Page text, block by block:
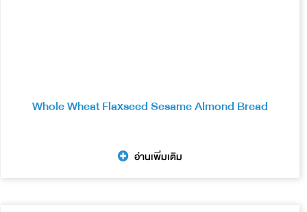
Whole Wheat Flaxseed Sesame Almond Bread
อ่านเพิ่มเติม